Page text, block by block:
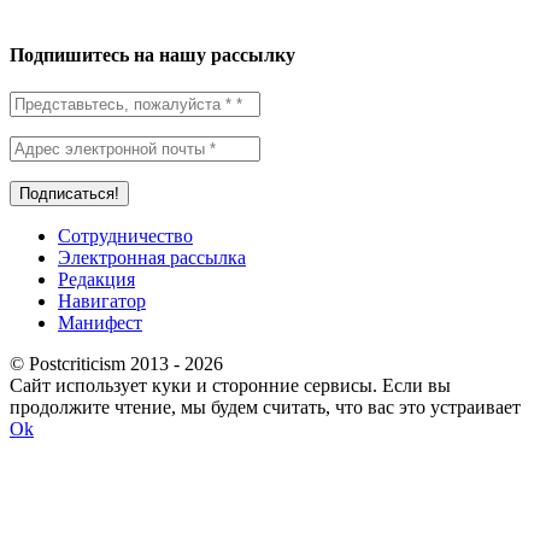
Подпишитесь на нашу рассылку
Сотрудничество
Электронная рассылка
Редакция
Навигатор
Манифест
© Postcriticism 2013 - 2026
Сайт использует куки и сторонние сервисы. Если вы
продолжите чтение, мы будем считать, что вас это устраивает
Ok